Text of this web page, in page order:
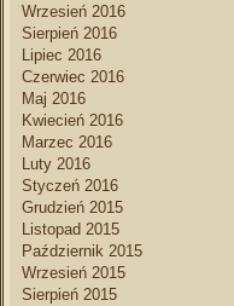
Wrzesień 2016
Sierpień 2016
Lipiec 2016
Czerwiec 2016
Maj 2016
Kwiecień 2016
Marzec 2016
Luty 2016
Styczeń 2016
Grudzień 2015
Listopad 2015
Październik 2015
Wrzesień 2015
Sierpień 2015